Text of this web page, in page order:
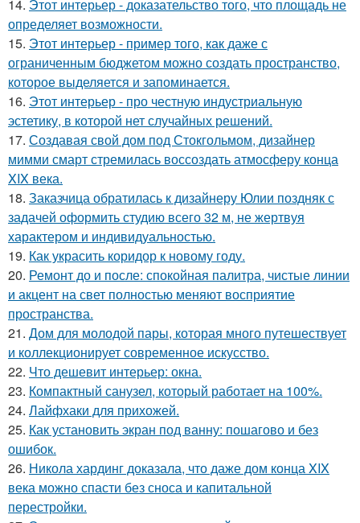
14. Этот интерьер - доказательство того, что площадь не
определяет возможности.
15. Этот интерьер - пример того, как даже с
ограниченным бюджетом можно создать пространство,
которое выделяется и запоминается.
16. Этот интерьер - про честную индустриальную
эстетику, в которой нет случайных решений.
17. Создавая свой дом под Стокгольмом, дизайнер
мимми смарт стремилась воссоздать атмосферу конца
XIX века.
18. Заказчица обратилась к дизайнеру Юлии поздняк с
задачей оформить студию всего 32 м, не жертвуя
характером и индивидуальностью.
19. Как украсить коридор к новому году.
20. Ремонт до и после: спокойная палитра, чистые линии
и акцент на свет полностью меняют восприятие
пространства.
21. Дом для молодой пары, которая много путешествует
и коллекционирует современное искусство.
22. Что дешевит интерьер: окна.
23. Компактный санузел, который работает на 100%.
24. Лайфхаки для прихожей.
25. Как установить экран под ванну: пошагово и без
ошибок.
26. Никола хардинг доказала, что даже дом конца XIX
века можно спасти без сноса и капитальной
перестройки.